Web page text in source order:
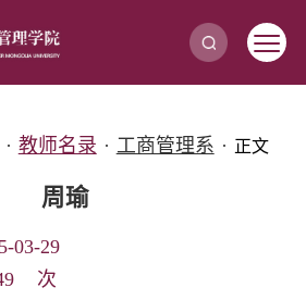
· 教师名录 · 工商管理系 · 正文
周瑜
03-29
次